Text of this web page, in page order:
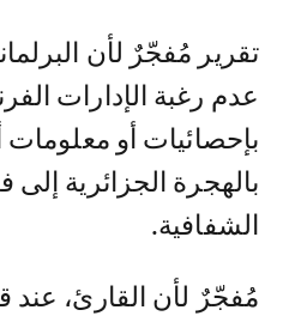
تقرير مُفجّرٌ لأن
عدم رغبة الإدارات
بإحصائيات أو معلومات
بالهجرة الجزائرية
الشفافية.
مُفجّرٌ لأن القارئ، عند